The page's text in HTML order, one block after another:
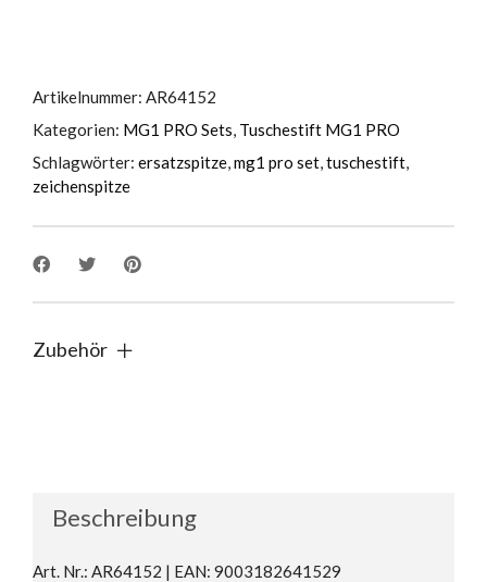
Artikelnummer: AR64152
Kategorien: MG1 PRO Sets, Tuschestift MG1 PRO
Schlagwörter: ersatzspitze,mg1 pro set,tuschestift,
zeichenspitze
Zubehör
Beschreibung
Art. Nr.: AR64152 | EAN: 9003182641529